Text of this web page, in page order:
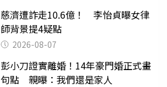
慈濟遭詐走10.6億！ 李怡貞曝女律
師背景提4疑點
2026-08-07
彭小刀證實離婚！14年豪門婚正式畫
句點 親曝：我們還是家人